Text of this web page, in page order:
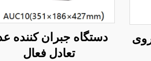
دستگاه جبران کننده
تعادل فعال